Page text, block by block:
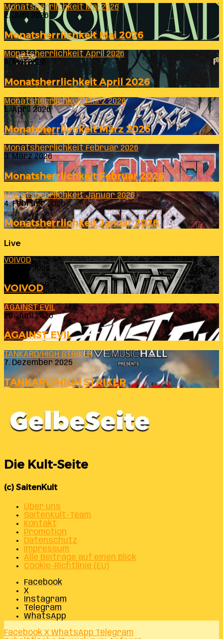
Monatsherrlichkeit Mai 2026
2. Juni 2026
Monatsherrlichkeit Mai 2026
Monatsherrlichkeit April 2026
4. Mai 2026
Monatsherrlichkeit April 2026
Monatsherrlichkeit März 2026
1. April 2026
Monatsherrlichkeit März 2026
Monatsherrlichkeit Februar 2026
3. März 2026
Monatsherrlichkeit Februar 2026
Monatsherrlichkeit Januar 2026
4. Februar 2026
Monatsherrlichkeit Januar 2026
Live
VOIVOD
23. Juli 2026
VOIVOD
AGAINST EVIL
26. Juni 2026
AGAINST EVIL
TANKARD/HIGH STRIKER
7. Dezember 2025
TANKARD/HIGH STRIKER
Die Kult-Seite
(c) SaitenKult
Über uns
SaitenKult-Team
Kontakt
Promotion
Datenschutz
Impressum
Alle Beiträge auf einen Blick
Cookie-Richtlinie (EU)
Facebook
X
Instagram
Telegram
WhatsApp
Facebook X WhatsApp Telegram